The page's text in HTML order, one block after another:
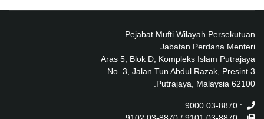
Pejabat Mufti Wilayah Persekutuan
Jabatan Perdana Menteri
Aras 5, Blok D, Kompleks Islam Putrajaya
No. 3, Jalan Tun Abdul Razak, Presint 3
62100 Putrajaya, Malaysia.
: 03-8870 9000